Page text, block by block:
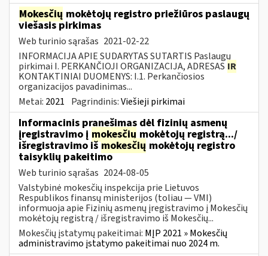
Mokesčių mokėtojų registro priežiūros paslaugų
viešasis pirkimas
Web turinio sąrašas 2021-02-22
INFORMACIJA APIE SUDARYTAS SUTARTIS Paslaugų
pirkimai I. PERKANČIOJI ORGANIZACIJA, ADRESAS IR
KONTAKTINIAI DUOMENYS: I.1. Perkančiosios
organizacijos pavadinimas...
Metai: 2021 Pagrindinis:Viešieji pirkimai
Informacinis pranešimas dėl fizinių asmenų
įregistravimo į mokesčių mokėtojų registrą.../
išregistravimo išmokesčių mokėtojų registro
taisyklių pakeitimo
Web turinio sąrašas 2024-08-05
Valstybinė mokesčių inspekcija prie Lietuvos
Respublikos finansų ministerijos (toliau — VMI)
informuoja apie Fizinių asmenų įregistravimo į Mokesčių
mokėtojų registrą / išregistravimo iš Mokesčių...
Mokesčių įstatymų pakeitimai: MĮP 2021 » Mokesčių
administravimo įstatymo pakeitimai nuo 2024 m.